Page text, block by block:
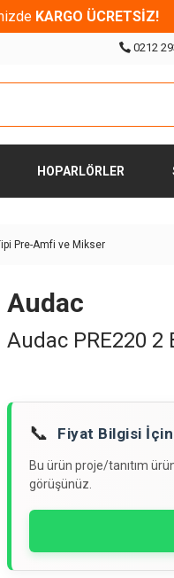
KARGO ÜCRETSİZ!
0212
HOPARLÖRLER
Pre-Amfi ve Mikser
Audac
Audac PRE220
📞 Fiyat Bilgisi
Bu ürün proje/tanıtım
görüşünüz.